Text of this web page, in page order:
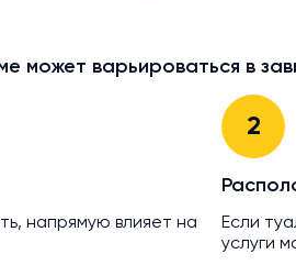
может варьироваться в
напрямую влияет на
2
Если
услуги